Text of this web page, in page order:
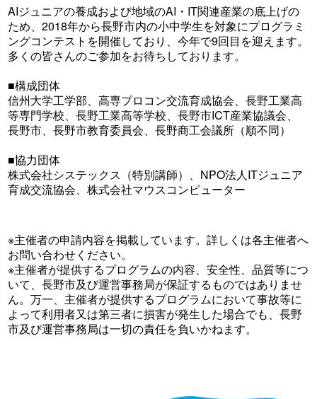
AIジュニアの養成および地域のAI・IT関連産業の底上げの
ため、2018年から長野市内の小中学生を対象にプログラミ
ングコンテストを開催しており、今年で9回目を迎えます。
多くの皆さんのご参加をお待ちしております。
■構成団体
信州大学工学部、高専プロコン交流育成協会、長野工業高
等専門学校、長野工業高等学校、長野市ICT産業協議会、
長野市、長野市教育委員会、長野商工会議所（順不同）
■協力団体
株式会社システックス（特別講師）、NPO法人ITジュニア
育成交流協会、株式会社マウスコンピューター
※主催者の申請内容を掲載しています。詳しくは各主催者へ
お問い合わせください。
※主催者が提供するプログラムの内容、安全性、品質等につ
いて、長野市及び運営事務局が保証するものではありませ
ん。万一、主催者が提供するプログラムにおいて事故等に
よって利用者又は第三者に損害が発生した場合でも、長野
市及び運営事務局は一切の責任を負いかねます。